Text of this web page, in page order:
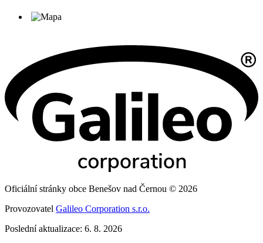
Oficiální stránky obce Benešov nad Černou © 2026
Provozovatel Galileo Corporation s.r.o.
Poslední aktualizace: 6. 8. 2026